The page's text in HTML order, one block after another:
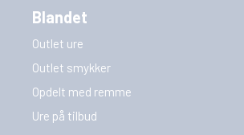
Blandet
Outlet ure
Outlet smykker
Opdelt med remme
Ure på tilbud